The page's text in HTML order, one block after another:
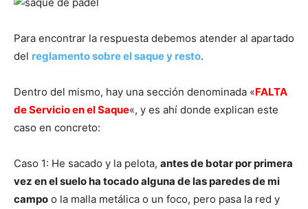
Para encontrar la respuesta debemos atender al apartado
del reglamento sobre el saque y resto.
Dentro del mismo, hay una sección denominada «FALTA
de Servicio en el Saque«, y es ahí donde explican este
caso en concreto:
Caso 1: He sacado y la pelota, antes de botar por primera
vez en el suelo ha tocado alguna de las paredes de mi
campo o la malla metálica o un foco, pero pasa la red y